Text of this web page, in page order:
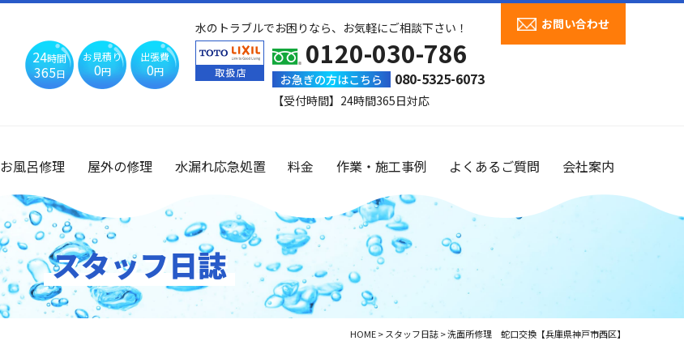
24時間
365日
お見積り
0円
出張費
0円
水のトラブルでお困りなら、お気軽にご相談下さい！
0120-030-786
お急ぎの方はこちら 080-5325-6073
【受付時間】24時間365日対応
お問い合わせ
お風呂修理 屋外の修理 水漏れ応急処置 料金 作業・施工事例 よくあるご質問 会社案内
スタッフ日誌
HOME> スタッフ日誌>洗面所修理 蛇口交換【兵庫県神戸市西区】